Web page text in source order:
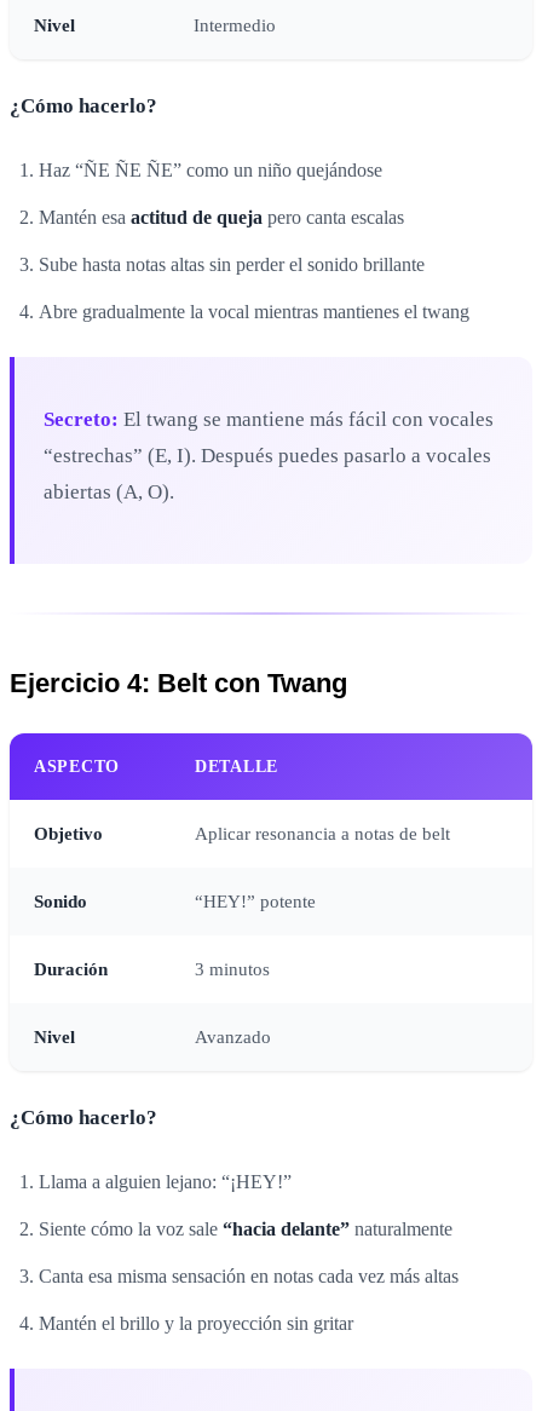
Nivel Intermedio
¿Cómo hacerlo?
Haz “ÑE ÑE ÑE” como un niño quejándose
Mantén esa actitud de queja pero canta escalas
Sube hasta notas altas sin perder el sonido brillante
Abre gradualmente la vocal mientras mantienes el twang
Secreto: El twang se mantiene más fácil con vocales
“estrechas” (E, I). Después puedes pasarlo a vocales
abiertas (A, O).
Ejercicio 4: Belt con Twang
ASPECTO DETALLE
Objetivo Aplicar resonancia a notas de belt
Sonido “HEY!” potente
Duración 3 minutos
Nivel Avanzado
¿Cómo hacerlo?
Llama a alguien lejano: “¡HEY!”
Siente cómo la voz sale “hacia delante” naturalmente
Canta esa misma sensación en notas cada vez más altas
Mantén el brillo y la proyección sin gritar